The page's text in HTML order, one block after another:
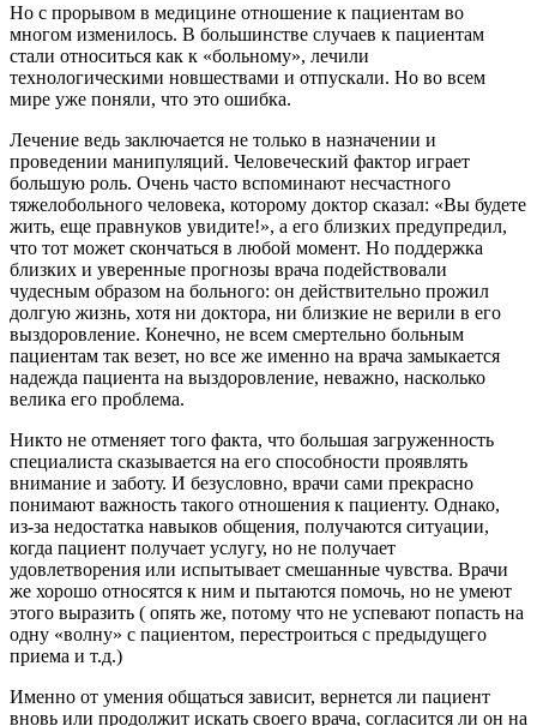
Но с прорывом в медицине отношение к пациентам во
многом изменилось. В большинстве случаев к пациентам
стали относиться как к «больному», лечили
технологическими новшествами и отпускали. Но во всем
мире уже поняли, что это ошибка.
Лечение ведь заключается не только в назначении и
проведении манипуляций. Человеческий фактор играет
большую роль. Очень часто вспоминают несчастного
тяжелобольного человека, которому доктор сказал: «Вы будете
жить, еще правнуков увидите!», а его близких предупредил,
что тот может скончаться в любой момент. Но поддержка
близких и уверенные прогнозы врача подействовали
чудесным образом на больного: он действительно прожил
долгую жизнь, хотя ни доктора, ни близкие не верили в его
выздоровление. Конечно, не всем смертельно больным
пациентам так везет, но все же именно на врача замыкается
надежда пациента на выздоровление, неважно, насколько
велика его проблема.
Никто не отменяет того факта, что большая загруженность
специалиста сказывается на его способности проявлять
внимание и заботу. И безусловно, врачи сами прекрасно
понимают важность такого отношения к пациенту. Однако,
из-за недостатка навыков общения, получаются ситуации,
когда пациент получает услугу, но не получает
удовлетворения или испытывает смешанные чувства. Врачи
же хорошо относятся к ним и пытаются помочь, но не умеют
этого выразить ( опять же, потому что не успевают попасть на
одну «волну» с пациентом, перестроиться с предыдущего
приема и т.д.)
Именно от умения общаться зависит, вернется ли пациент
вновь или продолжит искать своего врача, согласится ли он на